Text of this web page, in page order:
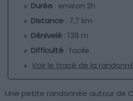
Durée : environ 2h
Distance : 7,7 km
Dénivelé : 139 m
Difficulté : facile
Voir le tracé de la
Une petite randonnée autour de